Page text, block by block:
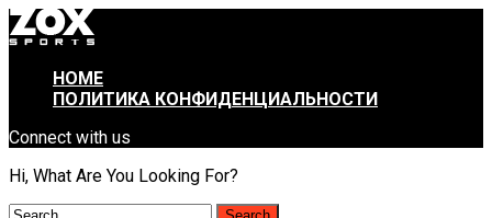
HOME
ПОЛИТИКА КОНФИДЕНЦИАЛЬНОСТИ
Connect with us
Hi, What Are You Looking For?